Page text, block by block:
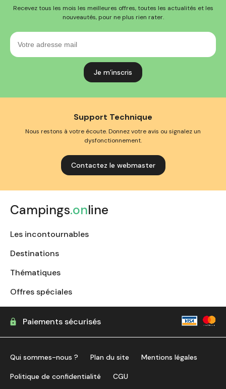
Recevez tous les mois les meilleures offres, toutes les actualités et les
nouveautés, pour ne plus rien rater.
Votre
adresse
mail
Support Technique
Nous restons à votre écoute. Donnez votre avis ou signalez un
dysfonctionnement.
Contactez le webmaster
Campings.online
Les incontournables
Destinations
Thématiques
Offres spéciales
Paiements sécurisés
Qui sommes-nous ? Plan du site Mentions légales
Politique de confidentialité CGU